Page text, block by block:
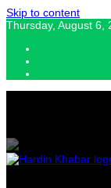
Skip to content
Thursday, August 6,